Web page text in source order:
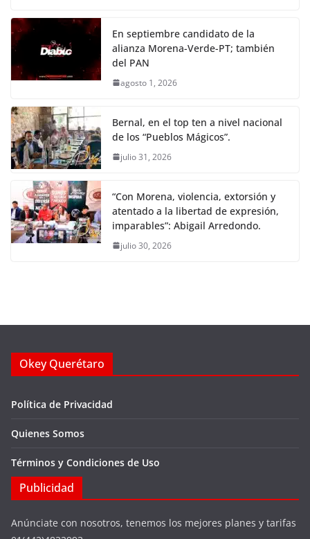
En septiembre candidato de la
alianza Morena-Verde-PT; también
del PAN
agosto 1, 2026
Bernal, en el top ten a nivel nacional
de los “Pueblos Mágicos”.
julio 31, 2026
“Con Morena, violencia, extorsión y
atentado a la libertad de expresión,
imparables”: Abigail Arredondo.
julio 30, 2026
Okey Querétaro
Política de Privacidad
Quienes Somos
Términos y Condiciones de Uso
Publicidad
Anúnciate con nosotros, tenemos los mejores planes y tarifas